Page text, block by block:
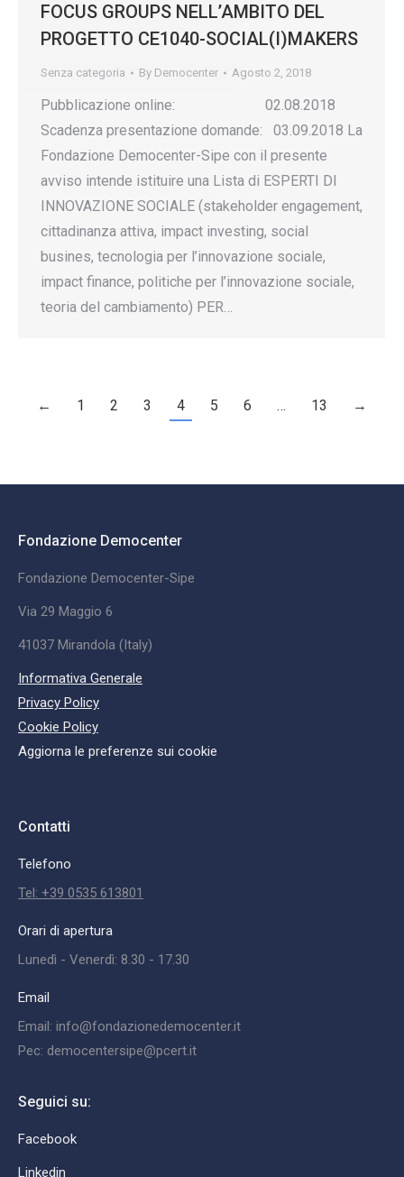
FOCUS GROUPS NELL’AMBITO DEL
PROGETTO CE1040-SOCIAL(I)MAKERS
Senza categoria By Democenter Agosto 2, 2018
Pubblicazione online: 02.08.2018
Scadenza presentazione domande: 03.09.2018 La
Fondazione Democenter-Sipe con il presente
avviso intende istituire una Lista di ESPERTI DI
INNOVAZIONE SOCIALE (stakeholder engagement,
cittadinanza attiva, impact investing, social
busines, tecnologia per l’innovazione sociale,
impact finance, politiche per l’innovazione sociale,
teoria del cambiamento) PER…
← 1 2 3 4 5 6 … 13 →
Fondazione Democenter
Fondazione Democenter-Sipe
Via 29 Maggio 6
41037 Mirandola (Italy)
Informativa Generale
Privacy Policy
Cookie Policy
Aggiorna le preferenze sui cookie
Contatti
Telefono
Tel: +39 0535 613801
Orari di apertura
Lunedì - Venerdì: 8.30 - 17.30
Email
Email: info@fondazionedemocenter.it
Pec: democentersipe@pcert.it
Seguici su:
Facebook
Linkedin